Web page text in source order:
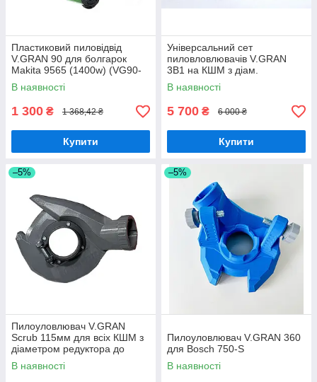
Пластиковий пиловідвід
V.GRAN 90 для болгарок
Makita 9565 (1400w) (VG90-
M1400)
В наявності
1 300 ₴ 1 368,42 ₴
Купити
Універсальний сет
пиловловлювачів V.GRAN
3В1 на КШМ з діам.
редуктора 44-52 мм
(Bosch,Dnipro-M,GTM,
Intertool, DeWalt та ін.)
В наявності
5 700 ₴ 6 000 ₴
Купити
–5%
Пилоуловлювач V.GRAN
Scrub 115мм для всіх КШМ з
діаметром редуктора до
44мм
В наявності
–5%
Пилоуловлювач V.GRAN 360
для Bosch 750-S
В наявності